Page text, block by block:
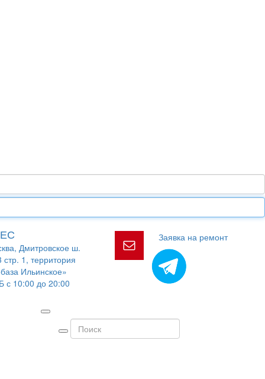
Дмитровское ш.
стр. 1, территория
Ильинское»
с 10:00 до 20:00
Заявка на ремонт